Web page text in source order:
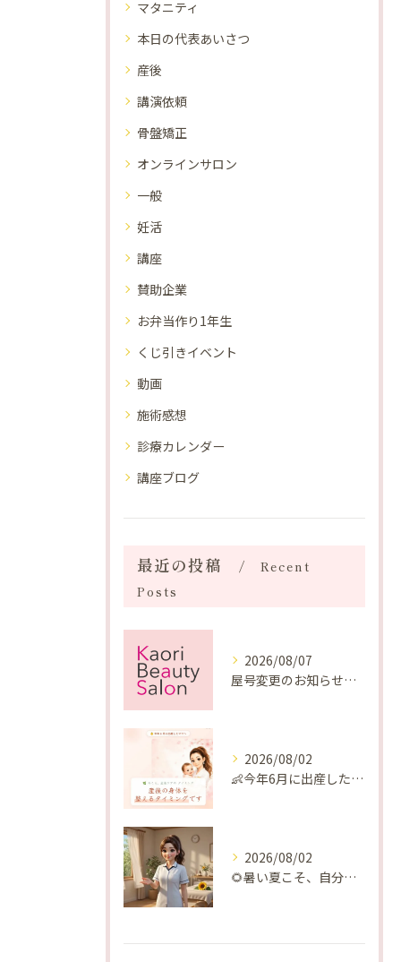
マタニティ
本日の代表あいさつ
産後
講演依頼
骨盤矯正
オンラインサロン
一般
妊活
講座
賛助企業
お弁当作り1年生
くじ引きイベント
動画
施術感想
診療カレンダー
講座ブログ
最近の投稿
Recent
Posts
2026/08/07
屋号変更のお知らせと「SAKUYA Harmonies」に込めた想い
2026/08/02
👶今年6月に出産したママへ♡
2026/08/02
🌻暑い夏こそ、自分の身体を整える時間を♡